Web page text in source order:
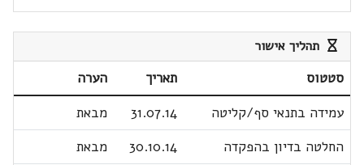
תהליך אישור
סטטוס תאריך
הערה
עמידה בתנאי סף/קליטה
31.07.14
מבאת
החלטה בדיון בהפקדה
30.10.14
מבאת